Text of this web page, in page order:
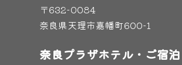
〒632-0084
奈良県天理市嘉幡町600-1
奈良プラザホテル・ご宿泊